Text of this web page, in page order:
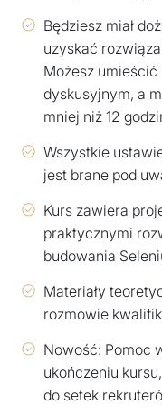
Będziesz miał
uzyskać
Możesz
dyskusyjnym, a
mniej niż 12
Wszystkie
jest brane pod
Kurs zawiera
praktycznymi
budowania
Materiały
rozmowie
Nowość: Pomoc
ukończeniu
do setek